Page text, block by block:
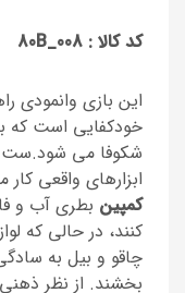
کد کالا : 008_80B
این بازی وانمودی
خودکفایی است که
شکوفا می شود.ست
ابزارهای واقعی
کمپین بطری آب و
کنند، در حالی که
چاقو و بیل به
بخشند. از نظر